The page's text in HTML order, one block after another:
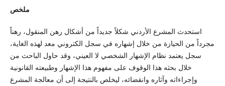
ملخص
استحدث المشرع الأردني شكلاً جديداً من أشكال رهن المنقول، رهناً
مجرداً من الحيازة من خلال إشهاره في سجل الكتروني معد لهذه الغاية،
سجل يعتمد نظام الإشهار الشخصي لا العيني، وقد حاول الباحث من
خلال بحثه هذا الوقوف على مفهوم هذا الإشهار وطبيعته القانونية
وإجراءاته وآثاره وانقضائه، ليخلص بالنتيجة إلى أن معالجة المشرع